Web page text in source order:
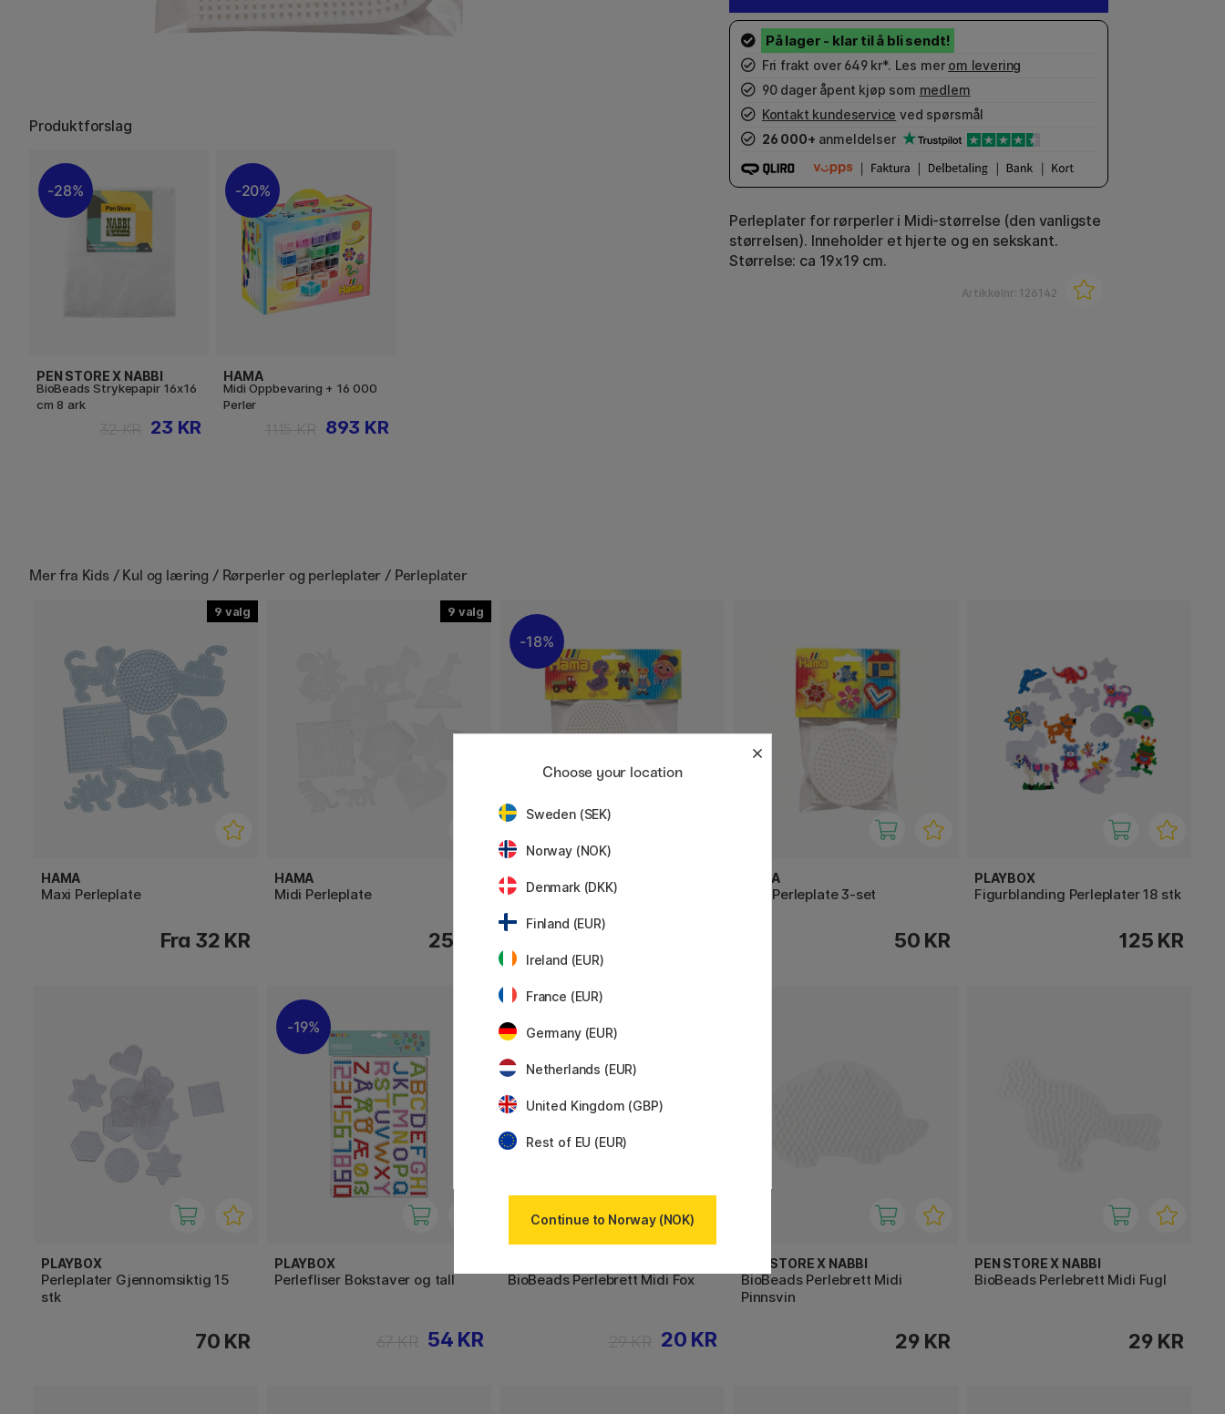
Produktforslag
28%
PEN STORE X NABBI
BioBeads Strykepapir 16x16
cm 8 ark
23 KR
20%
HAMA
Midi Oppbevaring + 16 000
Perler
893 KR
Fri frakt over 649 kr*. Les mer om levering
90 dager åpent kjøp som medlem
Kontakt kundeservice ved spørsmål
26 000+ anmeldelser
Perleplater for rørperler i Midi-størrelse (den vanligste
størrelsen). Inneholder et hjerte og en sekskant.
Størrelse: ca 19x19 cm.
Artikkelnr: 126142
Mer fra Kids / Kul og læring / Rørperler og perleplater / Perleplater
9
HAMA
Maxi Perleplate
Fra 32 KR
9
HAMA
Midi Perleplate
25 KR
18%
HAMA
Midi Perleplate 2-set
HAMA
Midi Perleplate 3-set
50 KR
PLAYBOX
Figurblanding Perleplater 18 stk
125 KR
PLAYBOX
Perleplater Gjennomsiktig 15
stk
70 KR
19%
PLAYBOX
Perlefliser Bokstaver og tall
54 KR
31%
BioBeads Perlebrett Midi Fox
20 KR
PEN STORE X NABBI
BioBeads Perlebrett Midi
Pinnsvin
29 KR
PEN STORE X NABBI
BioBeads Perlebrett Midi Fugl
29 KR
Choose your location
Sweden (SEK)
Norway (NOK)
Denmark (DKK)
Finland (EUR)
Ireland (EUR)
France (EUR)
Germany (EUR)
Netherlands (EUR)
United Kingdom (GBP)
Rest of EU (EUR)
Continue to Norway (NOK)